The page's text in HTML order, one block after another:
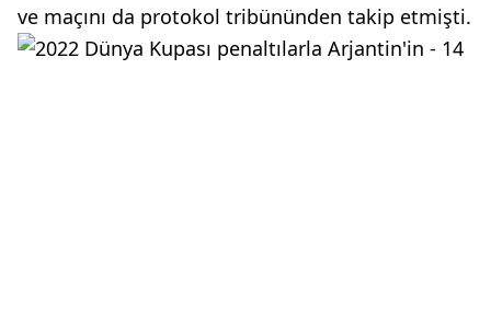
ve maçını da protokol tribününden takip etmişti.